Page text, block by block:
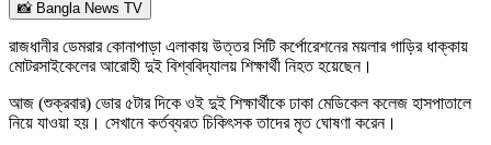
📸 Bangla News TV
রাজধানীর ডেমরার কোনাপাড়া এলাকায় উত্তর সিটি কর্পোরেশনের ময়লার গাড়ির ধাক্কায়
মোটরসাইকেলের আরোহী দুই বিশ্ববিদ্যালয় শিক্ষার্থী নিহত হয়েছেন।
আজ (শুক্রবার) ভোর ৫টার দিকে ওই দুই শিক্ষার্থীকে ঢাকা মেডিকেল কলেজ হাসপাতালে
নিয়ে যাওয়া হয়। সেখানে কর্তব্যরত চিকিৎসক তাদের মৃত ঘোষণা করেন।